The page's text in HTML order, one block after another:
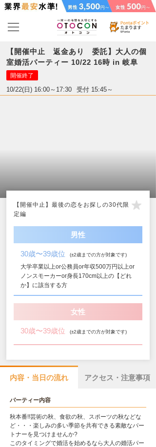
【開催中止 返金あり 委託】大人の個
室婚活パーティー 10/22 16時 in 岐阜
開催終了
10/22(日) 16:00～17:30 受付 15:45～
【開催中止】最後の恋をお探しの30代限
定編
男性
30歳〜39歳位 (±2歳までの方が対象です)
大学卒業以上or公務員or年収500万円以上or
ノンスモーカーor身長170cm以上の【どれ
か】に該当する方
女性
30歳〜39歳位 (±2歳までの方が対象です)
内容・当日の流れ アクセス・注意事項
パーティー内容
秋本番!!芸術の秋、食欲の秋、スポーツの秋などな
ど・・・楽しみの多い季節を共有できる素敵なパー
トナーを見つけませんか?
このタイミングで婚活を始めるなら大人の婚活パー